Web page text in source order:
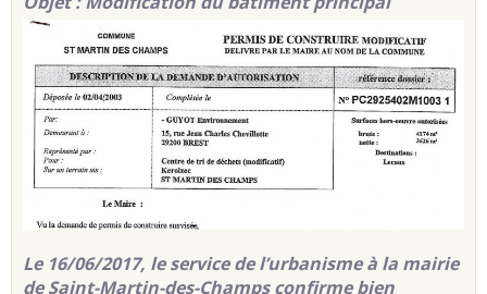
Le 16/06/2017, le service de l’urbanisme à la mairie
de Saint-Martin-des-Champs confirme bien